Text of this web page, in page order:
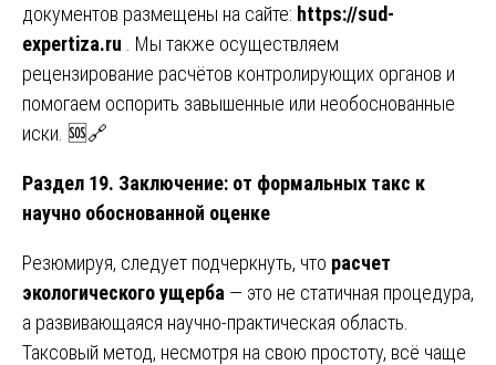
документов размещены на сайте: https://sud-
expertiza.ru . Мы также осуществляем
рецензирование расчётов контролирующих органов и
помогаем оспорить завышенные или необоснованные
иски. 🆘🔗
Раздел 19. Заключение: от формальных такс к
научно обоснованной оценке
Резюмируя, следует подчеркнуть, что расчет
экологического ущерба — это не статичная процедура,
а развивающаяся научно-практическая область.
Таксовый метод, несмотря на свою простоту, всё чаще